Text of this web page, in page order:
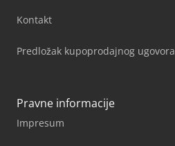
Kontakt
Predložak kupoprodajnog ugovora
Pravne informacije
Impresum